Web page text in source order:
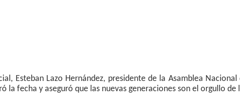
Esteban Lazo Hernández, presidente de la Asamblea
la fecha y aseguró que las nuevas generaciones son el orgullo de